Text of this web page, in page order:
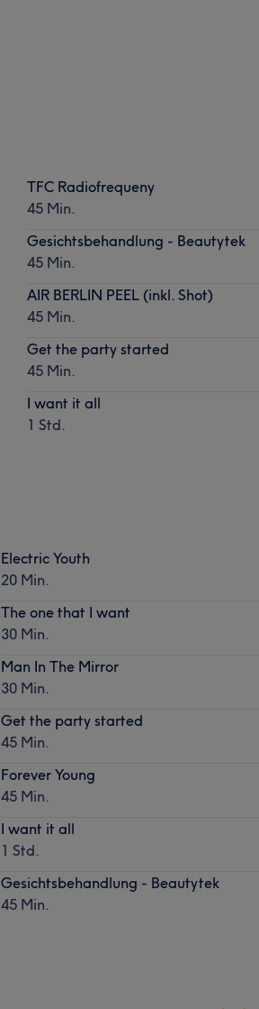
TFC Radiofrequeny
45 Min.
Gesichtsbehandlung - Beautytek
45 Min.
AIR BERLIN PEEL (inkl. Shot)
45 Min.
Get the party started
45 Min.
I want it all
1 Std.
Electric Youth
20 Min.
The one that I want
30 Min.
Man In The Mirror
30 Min.
Get the party started
45 Min.
Forever Young
45 Min.
I want it all
1 Std.
Gesichtsbehandlung - Beautytek
45 Min.